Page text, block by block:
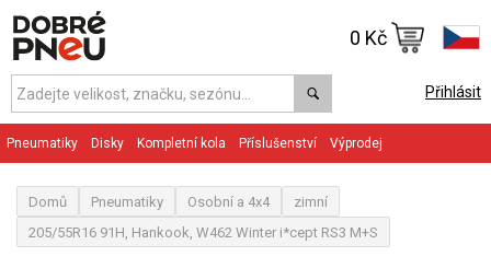
Přihlásit
0 Kč
Pneumatiky Disky Kompletní kola Příslušenství Výprodej
Domů Pneumatiky Osobní a 4x4
zimní
205/55R16 91H, Hankook, W462 Winter i*cept RS3 M+S